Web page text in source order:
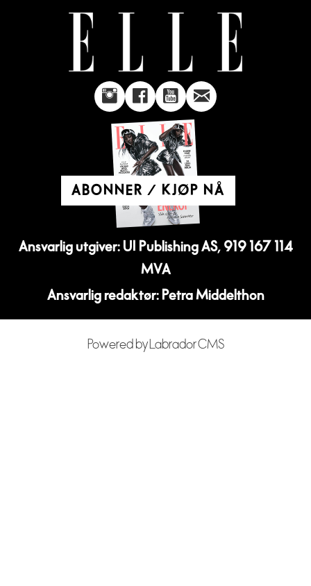
ABONNER / KJØP NÅ
Ansvarlig utgiver: UI Publishing AS, 919 167 114
MVA
Ansvarlig redaktør: Petra Middelthon
Powered by Labrador CMS